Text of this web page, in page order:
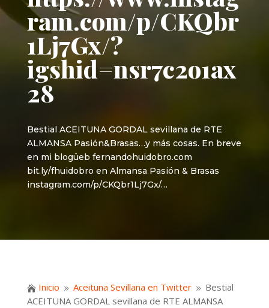
ram.com/p/CKQbr
1Lj7Gx/?
igshid=nsr7c2o1ax
28
Bestial ACEITUNA GORDAL sevillana de RTE
ALMANSA Pasión&Brasas…y más cosas. En breve
en mi blogüeb fernandohuidobro.com
bit.ly/fhuidobro en Almansa Pasión & Brasas
instagram.com/p/CKQbr1Lj7Gx/…
 Inicio 9 Aceituna Sevillana en Twitter 9 Bestial
ACEITUNA GORDAL sevillana de RTE ALMANSA